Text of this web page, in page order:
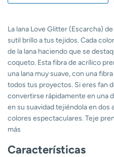
La lana Love Glitter (Escarcha)
sutil brillo a tus tejidos. Cada
de la lana haciendo que se
coqueto. Esta fibra de acrílico
una lana muy suave, con una
todos tus proyectos. Si eres fan
convertirse rápidamente en una
en su suavidad tejiéndola en dos
colores espectaculares. Teje
más
Características